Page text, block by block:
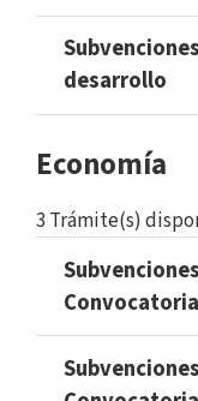
desarrollo
Economía
3 Trámite(s)
Subvenciones